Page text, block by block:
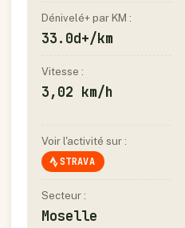
Dénivelé+ par KM :
33.0d+/km
Vitesse :
3,02 km/h
Voir l'activité sur :
STRAVA
Secteur :
Moselle